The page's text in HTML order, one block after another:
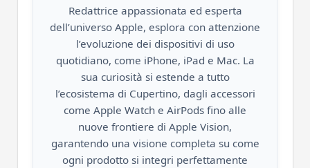
Redattrice appassionata ed esperta
dell’universo Apple, esplora con attenzione
l’evoluzione dei dispositivi di uso
quotidiano, come iPhone, iPad e Mac. La
sua curiosità si estende a tutto
l’ecosistema di Cupertino, dagli accessori
come Apple Watch e AirPods fino alle
nuove frontiere di Apple Vision,
garantendo una visione completa su come
ogni prodotto si integri perfettamente